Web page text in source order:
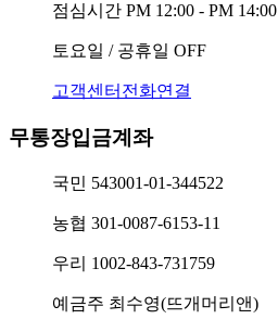
점심시간 PM 12:00 - PM 14:00
토요일 / 공휴일 OFF
고객센터전화연결
무통장입금계좌
국민 543001-01-344522
농협 301-0087-6153-11
우리 1002-843-731759
예금주 최수영(뜨개머리앤)